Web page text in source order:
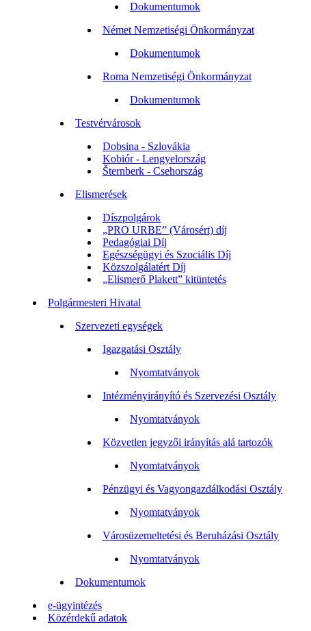
Dokumentumok
Német Nemzetiségi Önkormányzat
Dokumentumok
Roma Nemzetiségi Önkormányzat
Dokumentumok
Testvérvárosok
Dobsina - Szlovákia
Kobiór - Lengyelország
Šternberk - Csehország
Elismerések
Díszpolgárok
„PRO URBE” (Városért) díj
Pedagógiai Díj
Egészségügyi és Szociális Díj
Közszolgálatért Díj
„Elismerő Plakett” kitüntetés
Polgármesteri Hivatal
Szervezeti egységek
Igazgatási Osztály
Nyomtatványok
Intézményirányító és Szervezési Osztály
Nyomtatványok
Közvetlen jegyzői irányítás alá tartozók
Nyomtatványok
Pénzügyi és Vagyongazdálkodási Osztály
Nyomtatványok
Városüzemeltetési és Beruházási Osztály
Nyomtatványok
Dokumentumok
e-ügyintézés
Közérdekű adatok